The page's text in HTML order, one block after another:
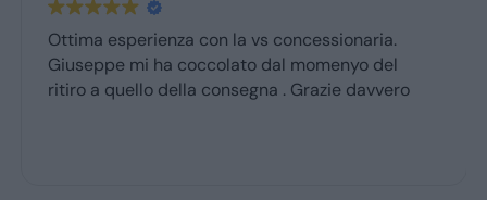
Ottima esperienza con la vs concessionaria.
Giuseppe mi ha coccolato dal momenyo del
ritiro a quello della consegna . Grazie davvero